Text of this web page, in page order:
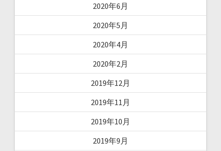
2020年6月
2020年5月
2020年4月
2020年2月
2019年12月
2019年11月
2019年10月
2019年9月